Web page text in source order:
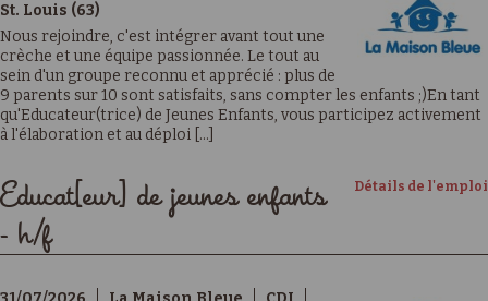
St. Louis (63)
Nous rejoindre, c'est intégrer avant tout une
crèche et une équipe passionnée. Le tout au
sein d'un groupe reconnu et apprécié : plus de
9 parents sur 10 sont satisfaits, sans compter les enfants ;)En tant
qu'Educateur(trice) de Jeunes Enfants, vous participez activement
à l'élaboration et au déploi [...]
Détails de l'emploi
Educat[eur] de jeunes enfants
- h/f